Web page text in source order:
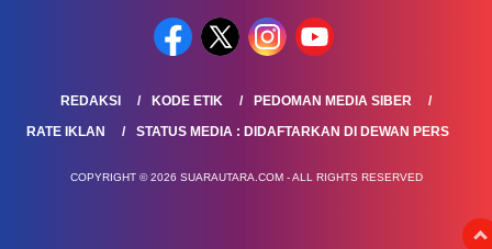
REDAKSI KODE ETIK
PEDOMAN MEDIA SIBER
RATE IKLAN
STATUS MEDIA : DIDAFTARKAN DI DEWAN PERS
COPYRIGHT © 2026 SUARAUTARA.COM - ALL RIGHTS RESERVED